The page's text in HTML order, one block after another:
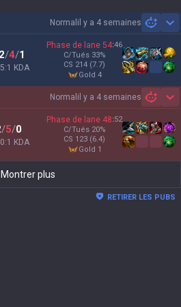
Normal il y a 4 semaines
/4/1
KDA
Phase de lane 54:46
C/Tués 33%
CS 214 (7.7)
gold 4
Normal il y a 4 semaines
/5/0
KDA
Phase de lane 48:52
C/Tués 20%
CS 123 (6.4)
gold 1
Montrer plus
RETIRER LES PUBS